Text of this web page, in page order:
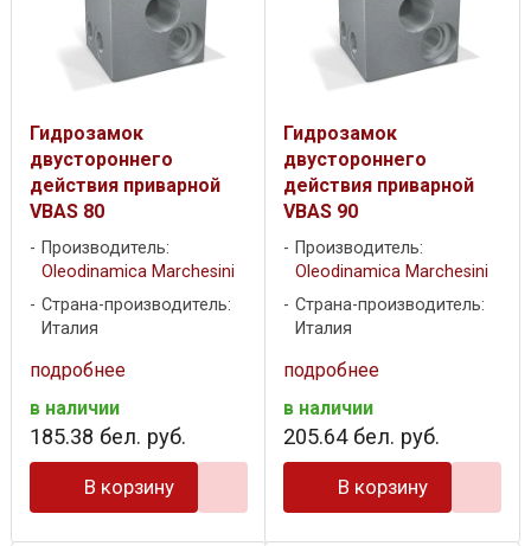
Гидрозамок
двустороннего
действия приварной
VBAS 80
Производитель:
Oleodinamica Marchesini
Страна-производитель:
Италия
подробнее
в наличии
185.38 бел. руб.
В корзину
Гидрозамок
двустороннего
действия приварной
VBAS 90
Производитель:
Oleodinamica Marchesini
Страна-производитель:
Италия
подробнее
в наличии
205.64бел. руб.
В корзину